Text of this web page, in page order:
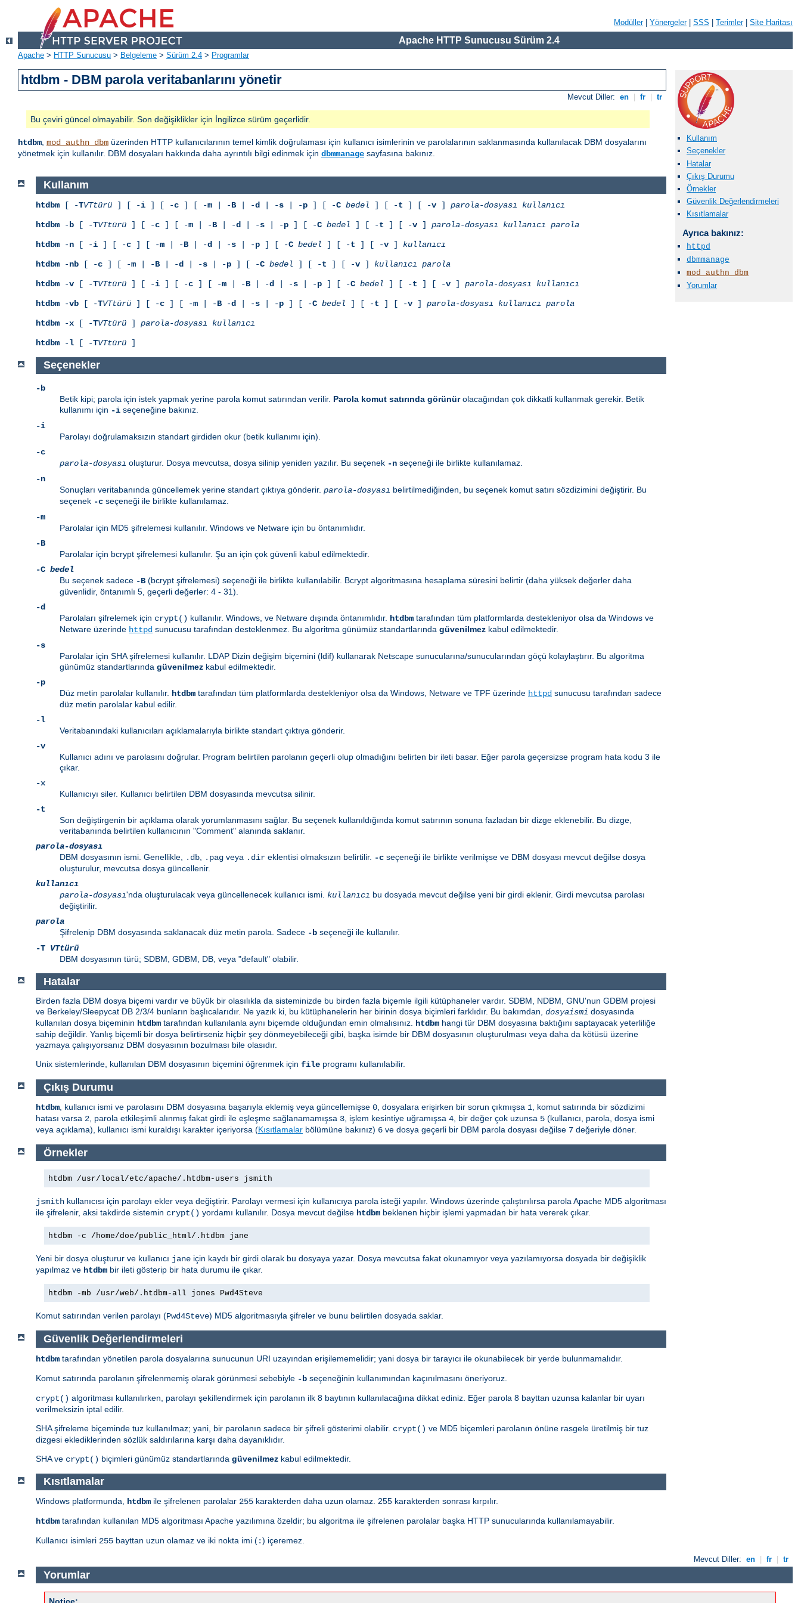
Modüller| Yönergeler| SSS Terimler| Site Haritası
Apache HTTP Sunucusu Sürüm 2.4
Apache > HTTP Sunucusu > Belgeleme > Sürüm 2.4 > Programlar
htdbm - DBM parola veritabanlarını yönetir
Mevcut Diller: en fr tr
Bu çeviri güncel olmayabilir. Son değişiklikler için İngilizce sürüm geçerlidir.
htdbm, mod_authn_dbm üzerinden HTTP kullanıcılarının temel kimlik doğrulaması için kullanıcı isimlerinin ve parolalarının saklanmasında kullanılacak DBM dosyalarını
yönetmek için kullanılır. DBM dosyaları hakkında daha ayrıntılı bilgi edinmek için dbmmanage sayfasına bakınız.
Kullanım
Seçenekler
Hatalar
Çıkış Durumu
Örnekler
Güvenlik Değerlendirmeleri
Kısıtlamalar
Ayrıca bakınız:
httpd
dbmmanage
mod_authn_dbm
Yorumlar
Kullanım
htdbm [ -TVTtürü ] [ -i ] [ -c ] [ -m | -B | -d | -s | -p ] [ -C bedel ] [ -t ] [ -v ] parola-dosyası kullanıcı
htdbm -b [ -TVTtürü ] [ -c ] [ -m | -B | -d | -s | -p ] [ -C bedel ] [ -t ] [ -v ] parola-dosyası kullanıcı parola
htdbm -n [ -i ] [ -c ] [ -m | -B | -d | -s | -p ] [ -C bedel ] [ -t ] [ -v ] kullanıcı
htdbm -nb [ -c ] [ -m | -B | -d | -s | -p ] [ -C bedel ] [ -t ] [ -v ] kullanıcı parola
htdbm -v [ -TVTtürü ] [ -i ] [ -c ] [ -m | -B | -d | -s | -p ] [ -C bedel ] [ -t ] [ -v ] parola-dosyası kullanıcı
htdbm -vb [ -TVTtürü ] [ -c ] [ -m | -B -d | -s | -p ] [ -C bedel ] [ -t ] [ -v ] parola-dosyası kullanıcı parola
htdbm -x [ -TVTtürü ] parola-dosyası kullanıcı
htdbm -l [ -TVTtürü ]
Seçenekler
-b
Betik kipi; parola için istek yapmak yerine parola komut satırından verilir. Parola komut satırında görünürolacağından çok dikkatli kullanmak gerekir. Betik
kullanımı için -i seçeneğine bakınız.
-i
Parolayı doğrulamaksızın standart girdiden okur (betik kullanımı için).
-c
parola-dosyası oluşturur. Dosya mevcutsa, dosya silinip yeniden yazılır. Bu seçenek -n seçeneği ile birlikte kullanılamaz.
-n
Sonuçları veritabanında güncellemek yerine standart çıktıya gönderir. parola-dosyası belirtilmediğinden, bu seçenek komut satırı sözdizimini değiştirir. Bu
seçenek -c seçeneği ile birlikte kullanılamaz.
-m
Parolalar için MD5 şifrelemesi kullanılır. Windows ve Netware için bu öntanımlıdır.
-B
Parolalar için bcrypt şifrelemesi kullanılır. Şu an için çok güvenli kabul edilmektedir.
-C bedel
Bu seçenek sadece -B (bcrypt şifrelemesi) seçeneği ile birlikte kullanılabilir. Bcrypt algoritmasına hesaplama süresini belirtir (daha yüksek değerler daha
güvenlidir, öntanımlı 5, geçerli değerler: 4 - 31).
-d
Parolaları şifrelemek için crypt() kullanılır. Windows, ve Netware dışında öntanımlıdır. htdbm tarafından tüm platformlarda destekleniyor olsa da Windows ve
Netware üzerinde httpd sunucusu tarafından desteklenmez. Bu algoritma günümüz standartlarında güvenilmez kabul edilmektedir.
-s
Parolalar için SHA şifrelemesi kullanılır. LDAP Dizin değişim biçemini (ldif) kullanarak Netscape sunucularına/sunucularından göçü kolaylaştırır. Bu algoritma
günümüz standartlarında güvenilmez kabul edilmektedir.
-p
Düz metin parolalar kullanılır. htdbm tarafından tüm platformlarda destekleniyor olsa da Windows, Netware ve TPF üzerinde httpd sunucusu tarafından sadece
düz metin parolalar kabul edilir.
-l
Veritabanındaki kullanıcıları açıklamalarıyla birlikte standart çıktıya gönderir.
-v
Kullanıcı adını ve parolasını doğrular. Program belirtilen parolanın geçerli olup olmadığını belirten bir ileti basar. Eğer parola geçersizse program hata kodu 3 ile
çıkar.
-x
Kullanıcıyı siler. Kullanıcı belirtilen DBM dosyasında mevcutsa silinir.
-t
Son değiştirgenin bir açıklama olarak yorumlanmasını sağlar. Bu seçenek kullanıldığında komut satırının sonuna fazladan bir dizge eklenebilir. Bu dizge,
veritabanında belirtilen kullanıcının "Comment" alanında saklanır.
parola-dosyası
DBM dosyasının ismi. Genellikle,
.db .pag veya .dir eklentisi olmaksızın belirtilir. -c seçeneği ile birlikte verilmişse ve DBM dosyası mevcut değilse dosya
oluşturulur, mevcutsa dosya güncellenir.
kullanıcı
parola-dosyası'nda oluşturulacak veya güncellenecek kullanıcı ismi. kullanıcı bu dosyada mevcut değilse yeni bir girdi eklenir. Girdi mevcutsa parolası
değiştirilir.
parola
Şifrelenip DBM dosyasında saklanacak düz metin parola. Sadece -b seçeneği ile kullanılır.
-T VTtürü
DBM dosyasının türü; SDBM, GDBM, DB, veya "default" olabilir.
Hatalar
Birden fazla DBM dosya biçemi vardır ve büyük bir olasılıkla da sisteminizde bu birden fazla biçemle ilgili kütüphaneler vardır. SDBM, NDBM, GNU'nun GDBM projesi
ve Berkeley/Sleepycat DB 2/3/4 bunların başlıcalarıdır. Ne yazık ki, bu kütüphanelerin her birinin dosya biçimleri farklıdır. Bu bakımdan, dosyaismi dosyasında
kullanılan dosya biçeminin htdbm tarafından kullanılanla aynı biçemde olduğundan emin olmalısınız. htdbm hangi tür DBM dosyasına baktığını saptayacak yeterliliğe
sahip değildir. Yanlış biçemli bir dosya belirtirseniz hiçbir şey dönmeyebileceği gibi, başka isimde bir DBM dosyasının oluşturulması veya daha da kötüsü üzerine
yazmaya çalışıyorsanız DBM dosyasının bozulması bile olasıdır.
Unix sistemlerinde, kullanılan DBM dosyasının biçemini öğrenmek için file programı kullanılabilir.
Çıkış Durumu
htdbm , kullanıcı ismi ve parolasını DBM dosyasına başarıyla eklemiş veya güncellemişse 0 , dosyalara erişirken bir sorun çıkmışsa 1 , komut satırında bir sözdizimi
hatası varsa 2 , parola etkileşimli alınmış fakat girdi ile eşleşme sağlanamamışsa 3 , işlem kesintiye uğramışsa 4 , bir değer çok uzunsa 5 (kullanıcı, parola, dosya ismi
veya açıklama), kullanıcı ismi kuraldışı karakter içeriyorsa (Kısıtlamalar bölümüne bakınız) 6 ve dosya geçerli bir DBM parola dosyası değilse 7 değeriyle döner.
Örnekler
htdbm /usr/local/etc/apache/.htdbm-users jsmith
jsmith kullanıcısı için parolayı ekler veya değiştirir. Parolayı vermesi için kullanıcıya parola isteği yapılır. Windows üzerinde çalıştırılırsa parola Apache MD5 algoritması
ile şifrelenir, aksi takdirde sistemin crypt() yordamı kullanılır. Dosya mevcut değilse htdbm beklenen hiçbir işlemi yapmadan bir hata vererek çıkar.
htdbm -c /home/doe/public_html/.htdbm jane
Yeni bir dosya oluşturur ve kullanıcı jane için kaydı bir girdi olarak bu dosyaya yazar. Dosya mevcutsa fakat okunamıyor veya yazılamıyorsa dosyada bir değişiklik
yapılmaz ve htdbm bir ileti gösterip bir hata durumu ile çıkar.
htdbm -mb /usr/web/.htdbm-all jones Pwd4Steve
Komut satırından verilen parolayı (Pwd4Steve) MD5 algoritmasıyla şifreler ve bunu belirtilen dosyada saklar.
Güvenlik Değerlendirmeleri
htdbm tarafından yönetilen parola dosyalarına sunucunun URI uzayından erişilememelidir; yani dosya bir tarayıcı ile okunabilecek bir yerde bulunmamalıdır.
Komut satırında parolanın şifrelenmemiş olarak görünmesi sebebiyle -b seçeneğinin kullanımından kaçınılmasını öneriyoruz.
crypt() algoritması kullanılırken, parolayı şekillendirmek için parolanın ilk 8 baytının kullanılacağına dikkat ediniz. Eğer parola 8 bayttan uzunsa kalanlar bir uyarı
verilmeksizin iptal edilir.
SHA şifreleme biçeminde tuz kullanılmaz; yani, bir parolanın sadece bir şifreli gösterimi olabilir. crypt() ve MD5 biçemleri parolanın önüne rasgele üretilmiş bir tuz
dizgesi eklediklerinden sözlük saldırılarına karşı daha dayanıklıdır.
SHA ve crypt() biçimleri günümüz standartlarında güvenilmez kabul edilmektedir.
Kısıtlamalar
Windows platformunda, htdbm ile şifrelenen parolalar 255 karakterden daha uzun olamaz. 255 karakterden sonrası kırpılır.
htdbm tarafından kullanılan MD5 algoritması Apache yazılımına özeldir; bu algoritma ile şifrelenen parolalar başka HTTP sunucularında kullanılamayabilir.
Kullanıcı isimleri 255 bayttan uzun olamaz ve iki nokta imi (:) içeremez.
Mevcut Diller: en fr tr
Yorumlar